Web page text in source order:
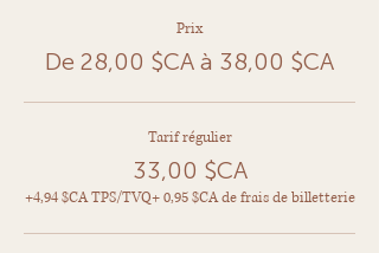
Prix
De 28,00 $CA à 38,00 $CA
Tarif régulier
33,00 $CA
+4,94 $CA TPS/TVQ+ 0,95 $CA de frais de billetterie